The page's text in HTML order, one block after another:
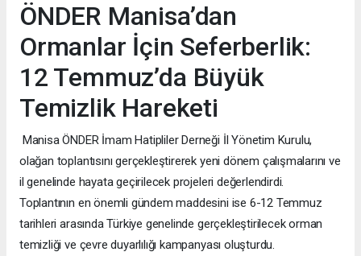
ÖNDER Manisa’dan
Ormanlar İçin Seferberlik:
12 Temmuz’da Büyük
Temizlik Hareketi
Manisa ÖNDER İmam Hatipliler Derneği İl Yönetim Kurulu,
olağan toplantısını gerçekleştirerek yeni dönem çalışmalarını ve
il genelinde hayata geçirilecek projeleri değerlendirdi.
Toplantının en önemli gündem maddesini ise 6-12 Temmuz
tarihleri arasında Türkiye genelinde gerçekleştirilecek orman
temizliği ve çevre duyarlılığı kampanyası oluşturdu.